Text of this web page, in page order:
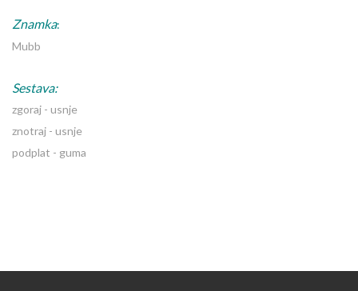
Znamka:
Mubb
Sestava:
zgoraj - usnje
znotraj - usnje
podplat - guma